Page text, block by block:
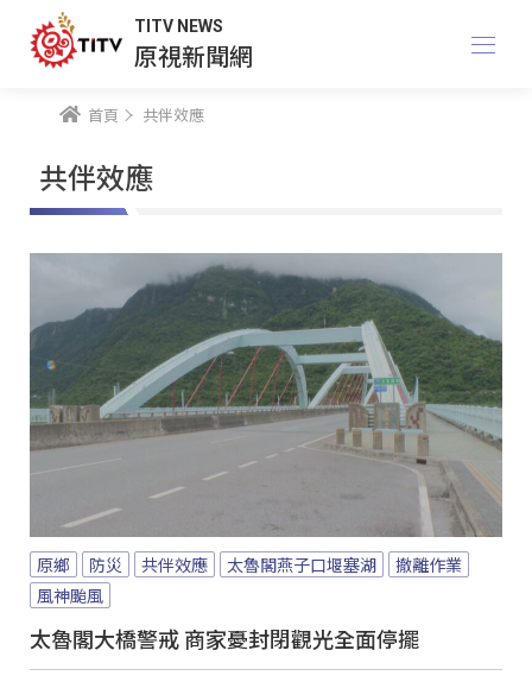
TITV NEWS
原視新聞網
首頁 共伴效應
共伴效應
原鄉 防災 共伴效應 太魯閣燕子口堰塞湖
撤離作業
風神颱風
太魯閣大橋警戒 商家憂封閉觀光全面停擺